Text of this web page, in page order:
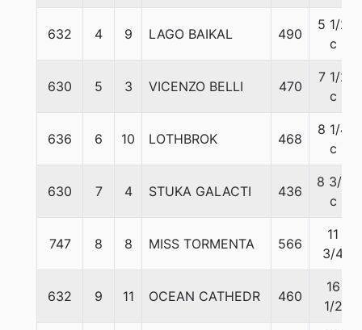
632 4 9 LAGO BAIKAL 490
5 1/2
c
630 5 3 VICENZO BELLI 470
7 1/2
c
636 6 10 LOTHBROK 468
8 1/4
c
630 7 4 STUKA GALACTI 436
8 3/4
c
747 8 8 MISS TORMENTA 566
11
3/4
632 9 11 OCEAN CATHEDR 460
16
1/2